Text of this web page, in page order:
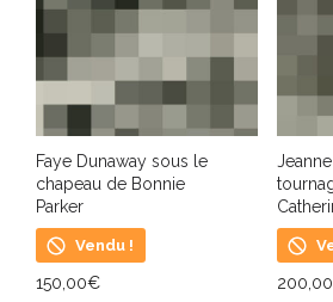
Faye Dunaway sous le
chapeau de Bonnie
Parker
Vendu !
150,00€ 200,00